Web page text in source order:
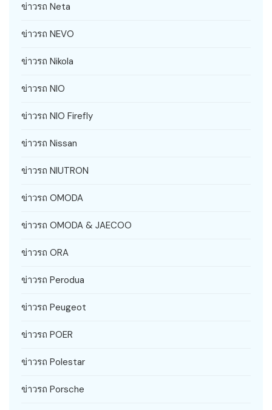
ข่าวรถ Neta
ข่าวรถ NEVO
ข่าวรถ Nikola
ข่าวรถ NIO
ข่าวรถ NIO Firefly
ข่าวรถ Nissan
ข่าวรถ NIUTRON
ข่าวรถ OMODA
ข่าวรถ OMODA & JAECOO
ข่าวรถ ORA
ข่าวรถ Perodua
ข่าวรถ Peugeot
ข่าวรถ POER
ข่าวรถ Polestar
ข่าวรถ Porsche